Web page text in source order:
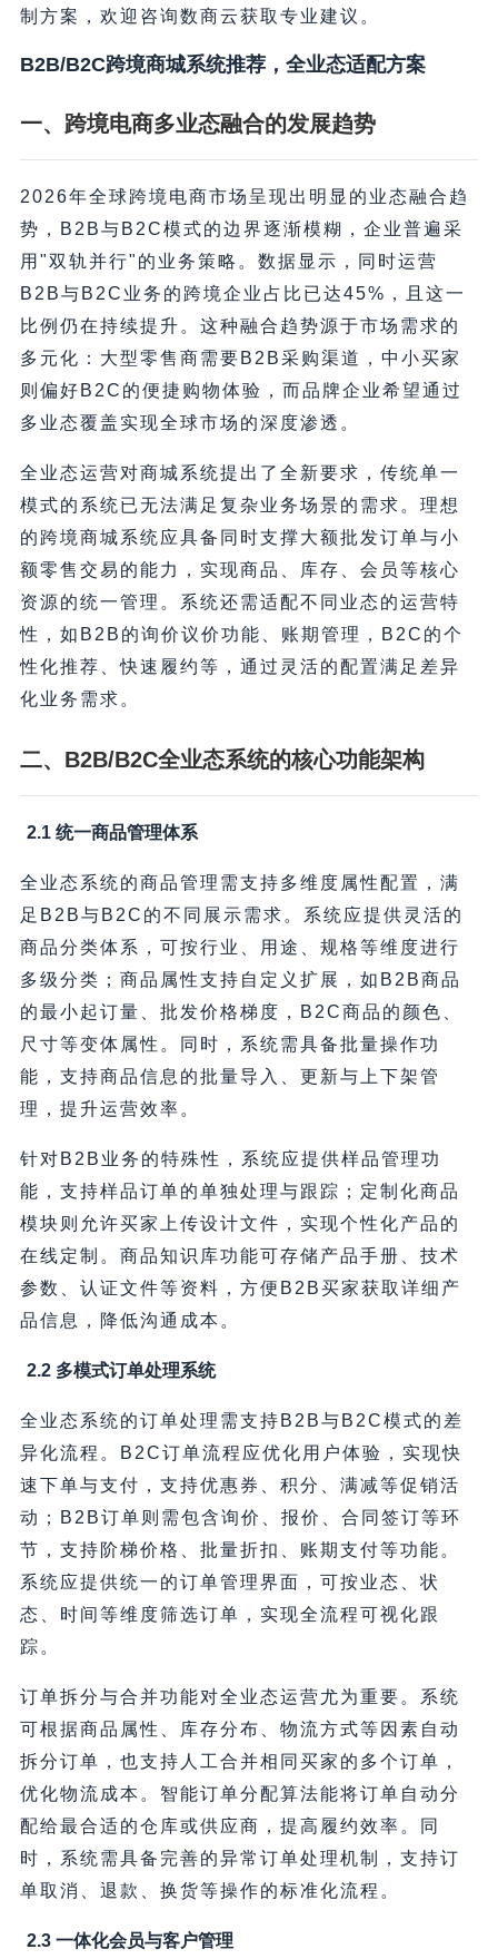
制方案，欢迎咨询数商云获取专业建议。
B2B/B2C跨境商城系统推荐，全业态适配方案
一、跨境电商多业态融合的发展趋势
2026年全球跨境电商市场呈现出明显的业态融合趋
势，B2B与B2C模式的边界逐渐模糊，企业普遍采
用"双轨并行"的业务策略。数据显示，同时运营
B2B与B2C业务的跨境企业占比已达45%，且这一
比例仍在持续提升。这种融合趋势源于市场需求的
多元化：大型零售商需要B2B采购渠道，中小买家
则偏好B2C的便捷购物体验，而品牌企业希望通过
多业态覆盖实现全球市场的深度渗透。
全业态运营对商城系统提出了全新要求，传统单一
模式的系统已无法满足复杂业务场景的需求。理想
的跨境商城系统应具备同时支撑大额批发订单与小
额零售交易的能力，实现商品、库存、会员等核心
资源的统一管理。系统还需适配不同业态的运营特
性，如B2B的询价议价功能、账期管理，B2C的个
性化推荐、快速履约等，通过灵活的配置满足差异
化业务需求。
二、B2B/B2C全业态系统的核心功能架构
2.1 统一商品管理体系
全业态系统的商品管理需支持多维度属性配置，满
足B2B与B2C的不同展示需求。系统应提供灵活的
商品分类体系，可按行业、用途、规格等维度进行
多级分类；商品属性支持自定义扩展，如B2B商品
的最小起订量、批发价格梯度，B2C商品的颜色、
尺寸等变体属性。同时，系统需具备批量操作功
能，支持商品信息的批量导入、更新与上下架管
理，提升运营效率。
针对B2B业务的特殊性，系统应提供样品管理功
能，支持样品订单的单独处理与跟踪；定制化商品
模块则允许买家上传设计文件，实现个性化产品的
在线定制。商品知识库功能可存储产品手册、技术
参数、认证文件等资料，方便B2B买家获取详细产
品信息，降低沟通成本。
2.2 多模式订单处理系统
全业态系统的订单处理需支持B2B与B2C模式的差
异化流程。B2C订单流程应优化用户体验，实现快
速下单与支付，支持优惠券、积分、满减等促销活
动；B2B订单则需包含询价、报价、合同签订等环
节，支持阶梯价格、批量折扣、账期支付等功能。
系统应提供统一的订单管理界面，可按业态、状
态、时间等维度筛选订单，实现全流程可视化跟
踪。
订单拆分与合并功能对全业态运营尤为重要。系统
可根据商品属性、库存分布、物流方式等因素自动
拆分订单，也支持人工合并相同买家的多个订单，
优化物流成本。智能订单分配算法能将订单自动分
配给最合适的仓库或供应商，提高履约效率。同
时，系统需具备完善的异常订单处理机制，支持订
单取消、退款、换货等操作的标准化流程。
2.3 一体化会员与客户管理